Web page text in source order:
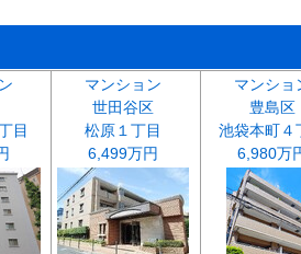
目
マンション
世田谷区
松原１丁目
6,499万円
マンショ
豊島区
池袋本町４
6,980万